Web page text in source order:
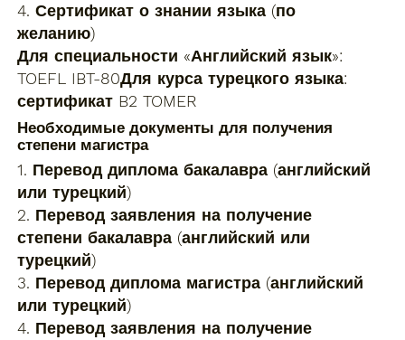
4. Сертификат о знании языка (по
желанию)
Для специальности «Английский язык»:
TOEFL IBT-80Для курса турецкого языка:
сертификат B2 TOMER
Необходимые документы для получения
степени магистра
1. Перевод диплома бакалавра (английский
или турецкий)
2. Перевод заявления на получение
степени бакалавра (английский или
турецкий)
3. Перевод диплома магистра (английский
или турецкий)
4. Перевод заявления на получение